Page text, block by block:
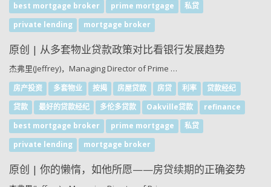
best mortgage broker
prime mortgage
私贷
private lending
mortgage broker
原创 | 从多套物业贷款政策对比看银行发展趋势
杰弗里(Jeffrey)，Managing Director of Prime …
房产投资 多套物业 按揭 房屋贷款 房贷 利率
贷款经纪
贷款
最好的贷款经纪 多伦多贷款 Oakville贷款
refinance
best mortgage broker
prime mortgage
私贷
private lending
mortgage broker
原创 | 你的懒惰，如他所愿——房贷续期的正确姿势